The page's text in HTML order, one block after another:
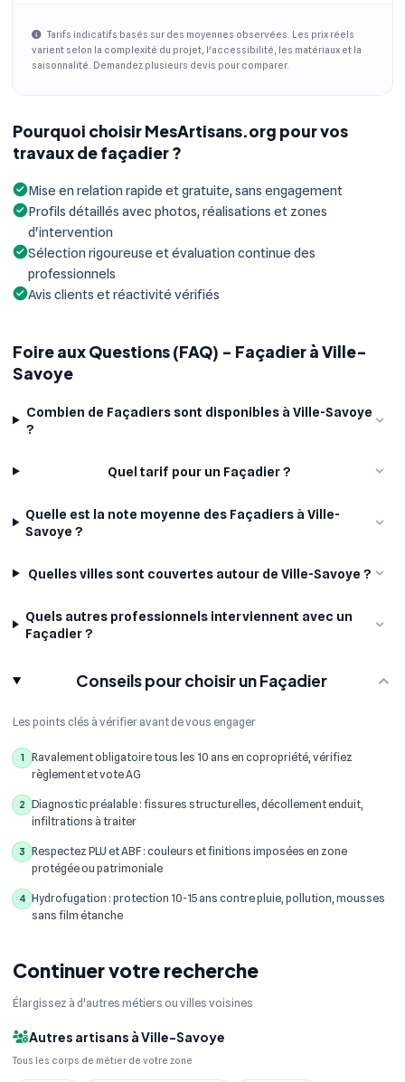
Tarifs indicatifs basés sur des moyennes observées. Les prix réels
varient selon la complexité du projet, l'accessibilité, les matériaux et la
saisonnalité. Demandez plusieurs devis pour comparer.
Pourquoi choisir MesArtisans.org pour vos
travaux de façadier ?
Mise en relation rapide et gratuite, sans engagement
Profils détaillés avec photos, réalisations et zones
d'intervention
Sélection rigoureuse et évaluation continue des
professionnels
Avis clients et réactivité vérifiés
Foire aux Questions (FAQ) - Façadier à Ville-
Savoye
Combien de Façadiers sont disponibles à Ville-Savoye
?
Quel tarif pour un Façadier ?
Quelle est la note moyenne des Façadiers à Ville-
Savoye ?
Quelles villes sont couvertes autour de Ville-Savoye ?
Quels autres professionnels interviennent avec un
Façadier ?
Conseils pour choisir un Façadier
Les points clés à vérifier avant de vous engager
1
Ravalement obligatoire tous les 10 ans en copropriété, vérifiez
règlement et vote AG
2
Diagnostic préalable : fissures structurelles, décollement enduit,
infiltrations à traiter
3
Respectez PLU et ABF : couleurs et finitions imposées en zone
protégée ou patrimoniale
4 Hydrofugation : protection 10-15 ans contre pluie, pollution, mousses
sans film étanche
Continuer votre recherche
Élargissez à d'autres métiers ou villes voisines
Autres artisans à Ville-Savoye
Tous les corps de métier de votre zone